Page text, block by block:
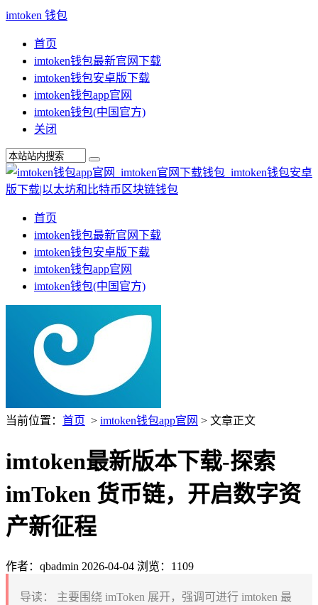
imtoken 钱包
首页
imtoken钱包最新官网下载
imtoken钱包安卓版下载
imtoken钱包app官网
imtoken钱包(中国官方)
关闭
首页
imtoken钱包最新官网下载
imtoken钱包安卓版下载
imtoken钱包app官网
imtoken钱包(中国官方)
当前位置： 首页 > imtoken钱包app官网 > 文章正文
imtoken最新版本下载-探索
imToken 货币链，开启数字资
产新征程
作者：qbadmin 2026-04-04 浏览：1109
导读：
主要围绕 imToken 展开，强调可进行 imtoken 最